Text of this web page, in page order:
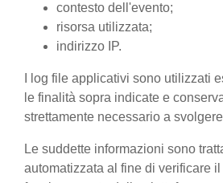
contesto dell'evento;
risorsa utilizzata;
indirizzo IP.
I log file applicativi sono utilizzati
le finalità sopra indicate e
strettamente necessario a
Le suddette informazioni sono
automatizzata al fine di verificare il